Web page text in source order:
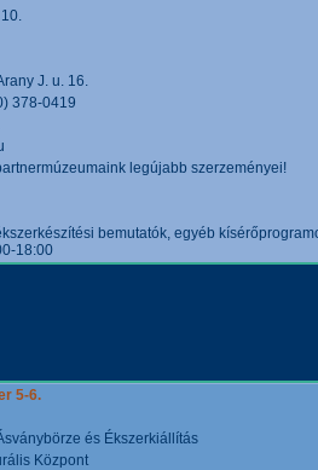
J. u. 16.
378-0419
legújabb szerzeményei!
bemutatók, egyéb
18:00
5-6.
és Ékszerkiállítás
Központ